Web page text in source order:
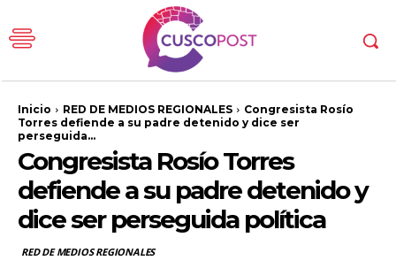
Inicio RED DE MEDIOS REGIONALES
Congresista Rosío
Torres defiende a su padre detenido y dice ser
perseguida...
Congresista Rosío Torres
defiende a su padre detenido y
dice ser perseguida política
RED DE MEDIOS REGIONALES